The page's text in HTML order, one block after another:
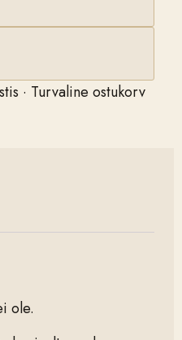
· Turvaline ostukorv
ole.